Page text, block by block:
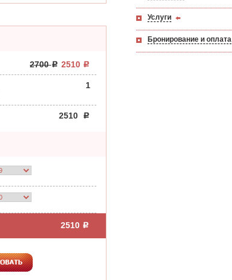
2700 2510
1
2510
2510
Услуги
Бронирование и оплата